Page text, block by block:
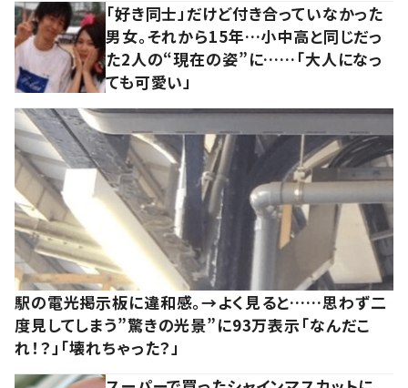
「好き同士」だけど付き合っていなかった
男女。それから15年…小中高と同じだっ
た2人の“現在の姿”に……「大人になっ
ても可愛い」
駅の電光掲示板に違和感。→よく見ると……思わず二
度見してしまう”驚きの光景”に93万表示「なんだこ
れ！？」「壊れちゃった？」